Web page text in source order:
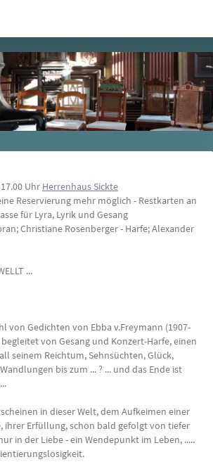
Uhr Herrenhaus Sickte
Reservierung mehr möglich - Restkarten an
für Lyra, Lyrik und Gesang
Christiane Rosenberger - Harfe; Alexander
...
von Gedichten von Ebba v.Freymann (1907-
von Gesang und Konzert-Harfe, einen
seinem Reichtum, Sehnsüchten, Glück,
bis zum ... ? ... und das Ende ist
in dieser Welt, dem Aufkeimen einer
ihrer Erfüllung, schon bald gefolgt von tiefer
in der Liebe - ein Wendepunkt im Leben, .....